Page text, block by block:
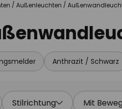
Außenleuchten
Anthrazit / Schwarz
Stilrichtung Mit